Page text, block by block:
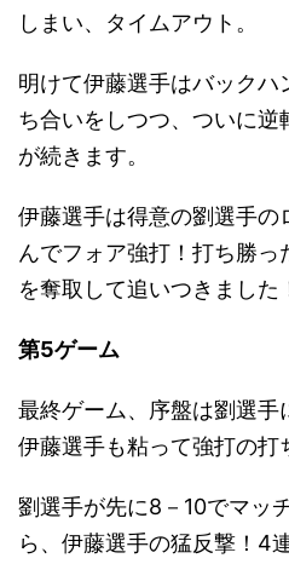
しまい、タイムアウト。
明けて伊藤選手はバック
ち合いをしつつ、ついに
が続きます。
伊藤選手は得意の劉選手の
んでフォア強打！打ち勝っ
を奪取して追いつきました
第5ゲーム
最終ゲーム、序盤は劉選手
伊藤選手も粘って強打の打
劉選手が先に8－10でマッ
ら、伊藤選手の猛反撃！4